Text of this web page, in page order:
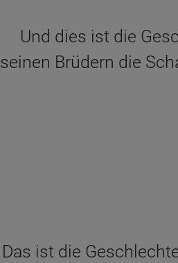
Und dies ist die
seinen Brüdern die
Das ist die